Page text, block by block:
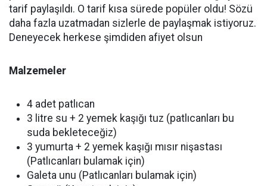
tarif paylaşıldı. O tarif kısa sürede popüler oldu! Sözü
daha fazla uzatmadan sizlerle de paylaşmak istiyoruz.
Deneyecek herkese şimdiden afiyet olsun
Malzemeler
4 adet patlıcan
3 litre su + 2 yemek kaşığı tuz (patlıcanları bu
suda bekleteceğiz)
3 yumurta + 2 yemek kaşığı mısır nişastası
(Patlıcanları bulamak için)
Galeta unu (Patlıcanları bulamak için)